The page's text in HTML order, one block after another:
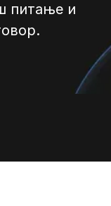
питање и